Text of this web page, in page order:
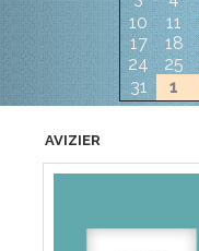
10
11
17
18
24
25
31
1
AVIZIER